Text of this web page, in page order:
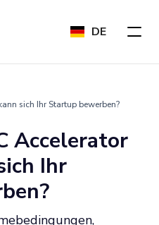
DE
sich Ihr Startup bewerben?
Accelerator
Ihr